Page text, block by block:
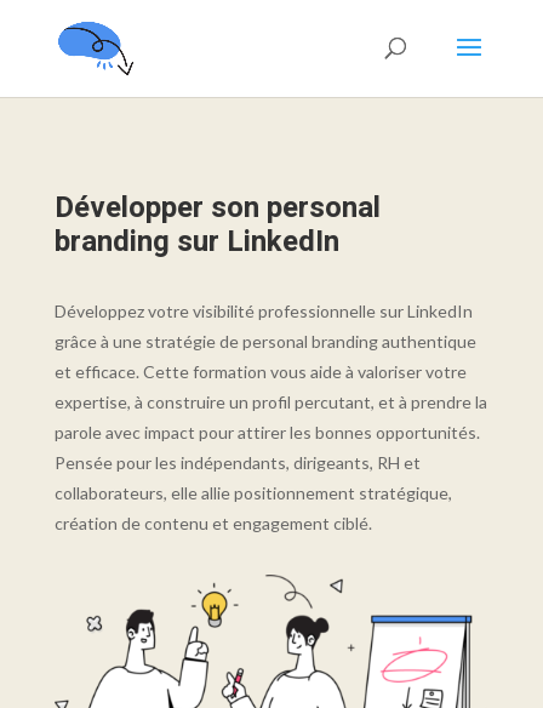
Développer son personal
branding sur LinkedIn
Développez votre visibilité professionnelle sur LinkedIn
grâce à une stratégie de personal branding authentique
et efficace. Cette formation vous aide à valoriser votre
expertise, à construire un profil percutant, et à prendre la
parole avec impact pour attirer les bonnes opportunités.
Pensée pour les indépendants, dirigeants, RH et
collaborateurs, elle allie positionnement stratégique,
création de contenu et engagement ciblé.